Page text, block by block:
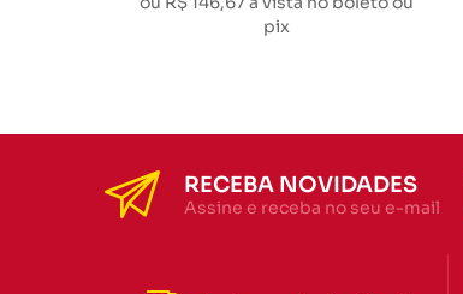
pix
RECEBA NOVIDADES
Assine e receba no seu e-mail